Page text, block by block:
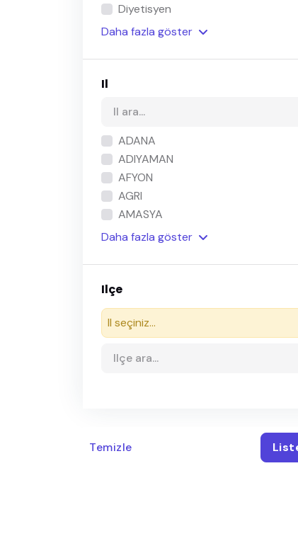
Diyetisyen
Daha fazla göster
Il
ADANA
ADIYAMAN
AFYON
AGRI
AMASYA
Daha fazla göster
Ilçe
Il seçiniz...
Temizle